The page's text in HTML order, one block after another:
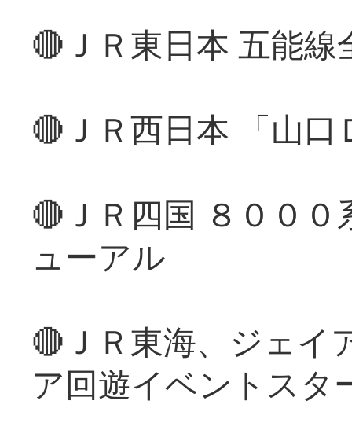
🔴ＪＲ東日本 五能
🔴ＪＲ西日本 「山
🔴ＪＲ四国 ８００
ューアル
🔴ＪＲ東海、ジェイ
ア回遊イベントスタ